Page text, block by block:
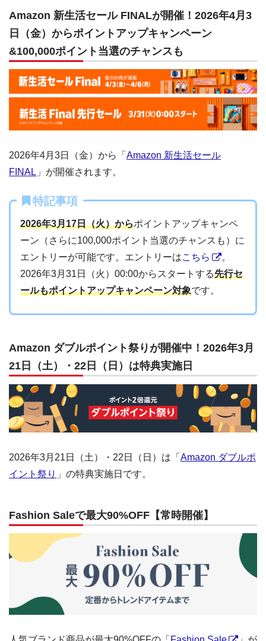
Amazon 新生活セール FINALが開催！2026年4月3
日（金）からポイントアップキャンペーン
&100,000ポイント当選のチャンスも
2026年4月3日（金）から「 Amazon 新生活セール
FINAL 」が開催されます。
特記事項
2026年3月17日（火）からポイントアップキャンペ
ーン（さらに100,000ポイント当選のチャンスも）に
エントリーが可能です。エントリーはこちら
。
2026年3月31日（火）00:00からスタートする先行セ
ールもポイントアップキャンペーン対象です。
Amazon ダブルポイント祭りが開催中！2026年3月
21日（土）・22日（日）は特典実施日
2026年3月21日（土）・22日（日）は「 Amazon ダブルポ
イント祭り 」の特典実施日です。
Fashion Saleで最大90%OFF【常時開催】